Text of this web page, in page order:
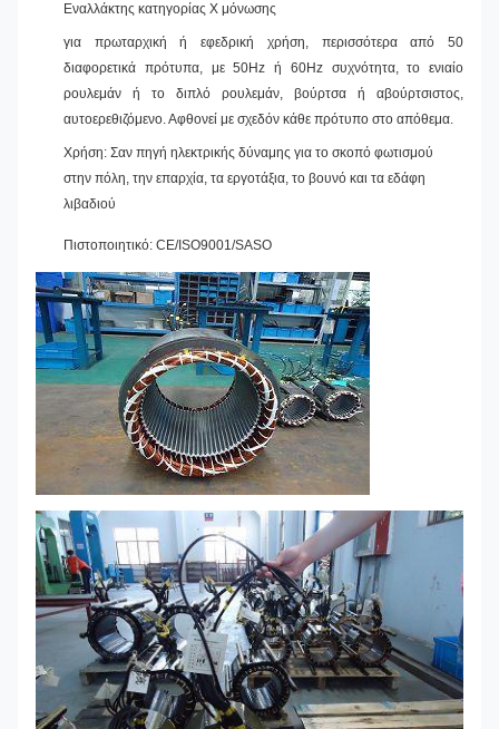
Εναλλάκτης κατηγορίας Χ μόνωσης
για πρωταρχική ή εφεδρική χρήση, περισσότερα από 50
διαφορετικά πρότυπα, με 50Hz ή 60Hz συχνότητα, το ενιαίο
ρουλεμάν ή το διπλό ρουλεμάν, βούρτσα ή αβούρτσιστος,
αυτοερεθιζόμενο. Αφθονεί με σχεδόν κάθε πρότυπο στο απόθεμα.
Χρήση: Σαν πηγή ηλεκτρικής δύναμης για το σκοπό φωτισμού
στην πόλη, την επαρχία, τα εργοτάξια, το βουνό και τα εδάφη
λιβαδιού
Πιστοποιητικό: CE/ISO9001/SASO